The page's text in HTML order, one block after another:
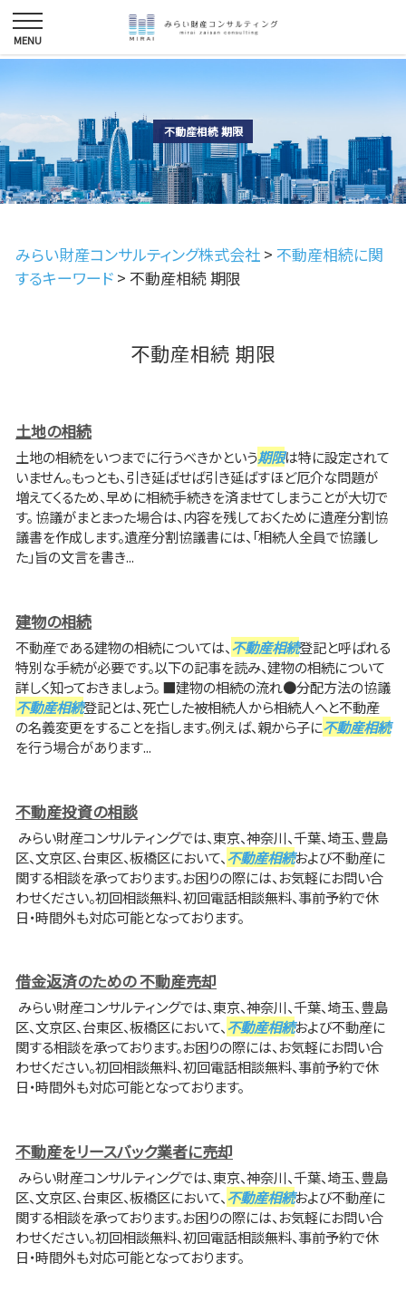
不動産相続 期限
みらい財産コンサルティング株式会社 > 不動産相続に関
するキーワード > 不動産相続 期限
不動産相続 期限
土地の相続
土地の相続をいつまでに行うべきかという期限は特に設定されて
いません。もっとも、引き延ばせば引き延ばすほど厄介な問題が
増えてくるため、早めに相続手続きを済ませてしまうことが大切で
す。 協議がまとまった場合は、内容を残しておくために遺産分割協
議書を作成します。遺産分割協議書には、「相続人全員で協議し
た」旨の文言を書き...
建物の相続
不動産である建物の相続については、不動産相続登記と呼ばれる
特別な手続が必要です。以下の記事を読み、建物の相続について
詳しく知っておきましょう。 ■建物の相続の流れ●分配方法の協議
不動産相続登記とは、死亡した被相続人から相続人へと不動産
の名義変更をすることを指します。例えば、親から子に不動産相続
を行う場合があります...
不動産投資の相談
みらい財産コンサルティングでは、東京、神奈川、千葉、埼玉、豊島
区、文京区、台東区、板橋区において、不動産相続および不動産に
関する相談を承っております。お困りの際には、お気軽にお問い合
わせください。初回相談無料、初回電話相談無料、事前予約で休
日・時間外も対応可能となっております。
借金返済のための 不動産売却
みらい財産コンサルティングでは、東京、神奈川、千葉、埼玉、豊島
区、文京区、台東区、板橋区において、不動産相続および不動産に
関する相談を承っております。お困りの際には、お気軽にお問い合
わせください。初回相談無料、初回電話相談無料、事前予約で休
日・時間外も対応可能となっております。
不動産をリースバック業者に売却
みらい財産コンサルティングでは、東京、神奈川、千葉、埼玉、豊島
区、文京区、台東区、板橋区において、不動産相続および不動産に
関する相談を承っております。お困りの際には、お気軽にお問い合
わせください。初回相談無料、初回電話相談無料、事前予約で休
日・時間外も対応可能となっております。